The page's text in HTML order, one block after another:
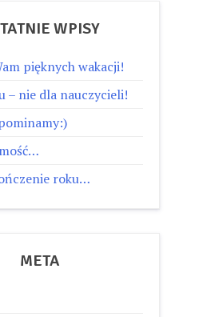
WPISY
pięknych wakacji!
– nie dla nauczycieli!
roku…
META